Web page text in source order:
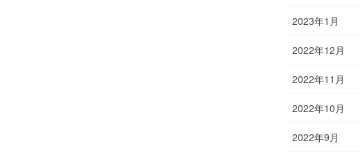
2023年1月
2022年12月
2022年11月
2022年10月
2022年9月